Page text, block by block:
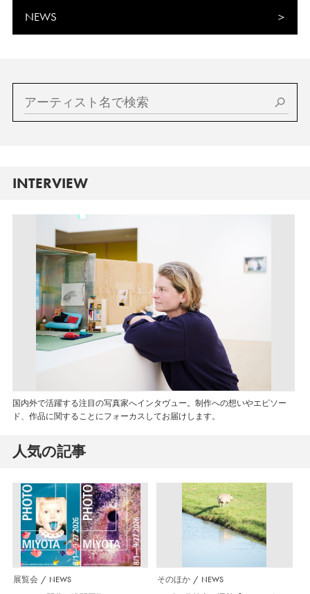
NEWS
INTERVIEW
国内外で活躍する注目の写真家へインタヴュー。制作への想いやエピソー
ド、作品に関することにフォーカスしてお届けします。
人気の記事
展覧会 NEWS そのほか NEWS